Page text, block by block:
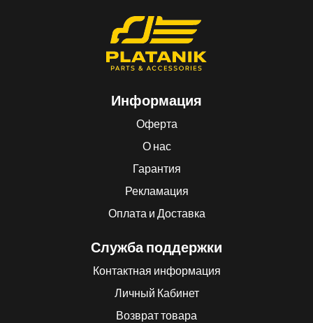
Информация
Оферта
О нас
Гарантия
Рекламация
Оплата и Доставка
Служба поддержки
Контактная информация
Личный Кабинет
Возврат товара